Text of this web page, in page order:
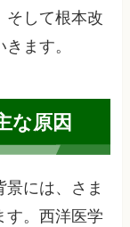
そして根本改
ます。
な原因
には、さま
す。西洋医学